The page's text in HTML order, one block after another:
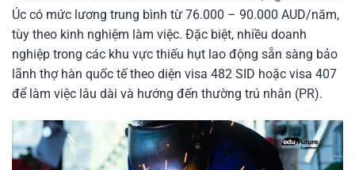
Úc có mức lương trung bình từ 76.000 – 90.000 AUD/năm,
tùy theo kinh nghiệm làm việc. Đặc biệt, nhiều doanh
nghiệp trong các khu vực thiếu hụt lao động sẵn sàng bảo
lãnh thợ hàn quốc tế theo diện visa 482 SID hoặc visa 407
để làm việc lâu dài và hướng đến thường trú nhân (PR).